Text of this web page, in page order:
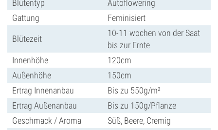
Blütentyp
Autoflowering
Gattung
Feminisiert
Blütezeit
10-11 wochen von der Saat
bis zur Ernte
Innenhöhe
120cm
Außenhöhe
150cm
Ertrag Innenanbau
Bis zu 550g/m²
Ertrag Außenanbau
Bis zu 150g/Pflanze
Geschmack / Aroma
Süß, Beere, Cremig